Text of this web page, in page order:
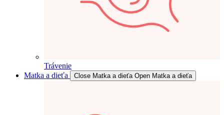
Trávenie
Matka a dieťa
Close Matka a dieťa Open Matka a dieťa